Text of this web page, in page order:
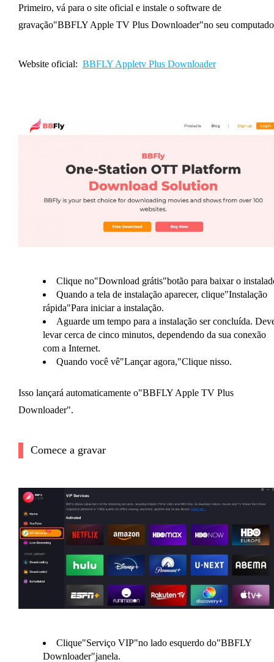
Primeiro, vá para o site oficial e instale o software de
gravação"BBFLY Apple TV Plus Downloader"no seu
Website oficial: BBFLY Appletv Plus Downloader
Clique no"Download grátis"botão para baixar o
Quando a tela de instalação aparecer, clique"Instalação
rápida"Para iniciar a instalação.
Aguarde um tempo para a instalação ser concluída.
levar cerca de cinco minutos, dependendo da sua conexão
com a Internet.
Quando você vê"Lançar agora,"Clique nisso.
Isso lançará automaticamente o"BBFLY Apple TV Plus
Downloader".
Comece a gravar
Clique"Serviço VIP"no lado esquerdo do"BBFLY
Downloader"janela.